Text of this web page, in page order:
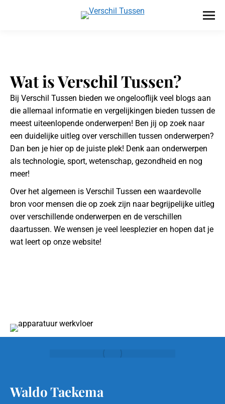
Wat is Verschil Tussen?
Bij Verschil Tussen bieden we ongelooflijk veel blogs aan
die allemaal informatie en vergelijkingen bieden tussen de
meest uiteenlopende onderwerpen! Ben jij op zoek naar
een duidelijke uitleg over verschillen tussen onderwerpen?
Dan ben je hier op de juiste plek! Denk aan onderwerpen
als technologie, sport, wetenschap, gezondheid en nog
meer!
Over het algemeen is Verschil Tussen een waardevolle
bron voor mensen die op zoek zijn naar begrijpelijke uitleg
over verschillende onderwerpen en de verschillen
daartussen. We wensen je veel leesplezier en hopen dat je
wat leert op onze website!
Waldo Taekema